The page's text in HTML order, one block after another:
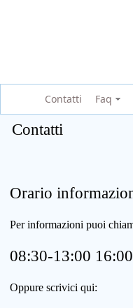
Contatti Faq
Contatti
Orario
Per informazioni puoi
08:30-13:00
Oppure scrivici qui: